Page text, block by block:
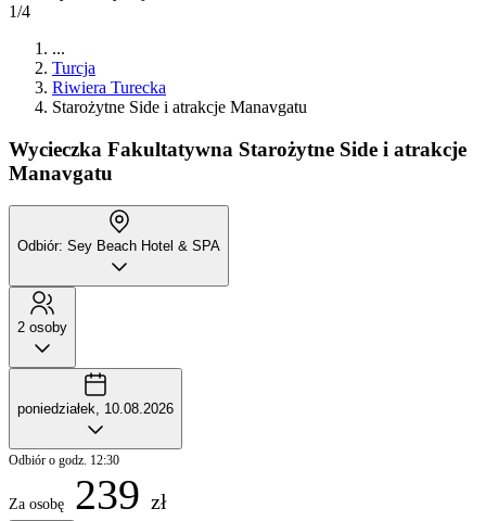
1/4
...
Turcja
Riwiera Turecka
Starożytne Side i atrakcje Manavgatu
Wycieczka Fakultatywna Starożytne Side i atrakcje
Manavgatu
Odbiór: Sey Beach Hotel & SPA
2 osoby
poniedziałek, 10.08.2026
Odbiór o godz. 12:30
Za osobę 239 zł